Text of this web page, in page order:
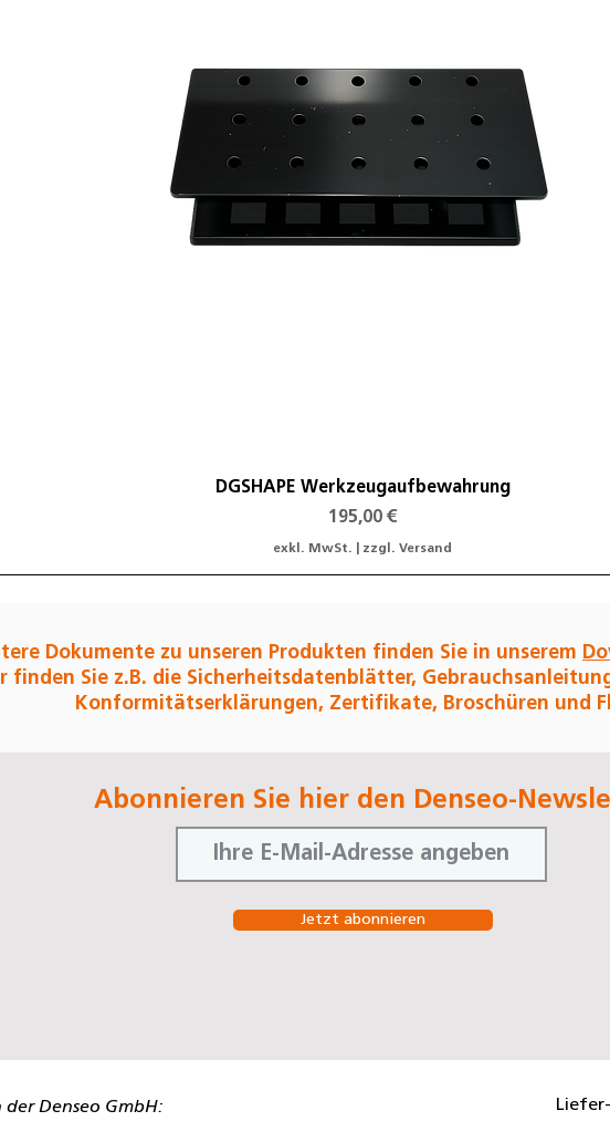
Schnellansicht
DGSHAPE Werkzeugaufbewahrung
Preis
195,00 €
exkl. MwSt. zzgl. Versand
Dokumente zu unseren Produkten finden Sie in unserem
finden Sie z.B. die Sicherheitsdatenblätter,
Konformitätserklärungen, Zertifikate, Broschüren und
Abonnieren Sie hier den Denseo-
Jetzt abonnieren
der Denseo GmbH: